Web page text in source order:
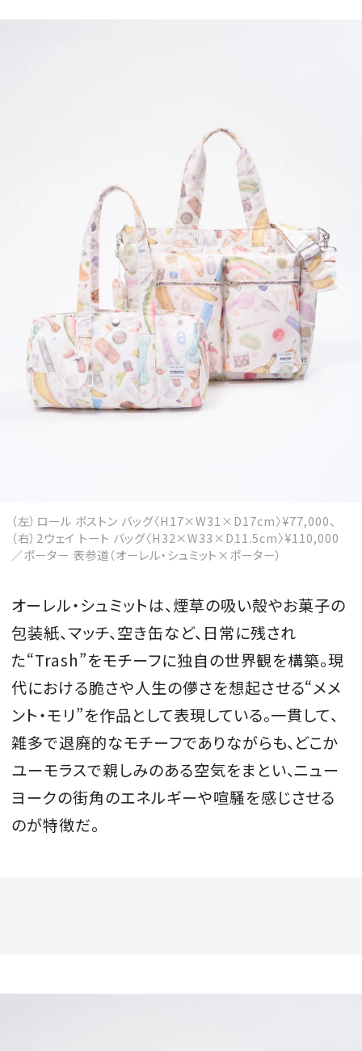
MAGAZINE
SPUR 2026 JULY
2026年9月号
2026-07-23発売
（左）ロール ボストン バッグ〈H17×W31×D17cm〉¥77,000、
（右）2ウェイ トート バッグ〈H32×W33×D11.5cm〉¥110,000
／ポーター 表参道（オーレル・シュミット×ポーター）
オーレル・シュミットは、煙草の吸い殻やお菓子の
包装紙、マッチ、空き缶など、日常に残され
た“Trash”をモチーフに独自の世界観を構築。現
代における脆さや人生の儚さを想起させる“メメ
ント・モリ”を作品として表現している。一貫して、
雑多で退廃的なモチーフでありながらも、どこか
ユーモラスで親しみのある空気をまとい、ニュー
ヨークの街角のエネルギーや喧騒を感じさせる
のが特徴だ。